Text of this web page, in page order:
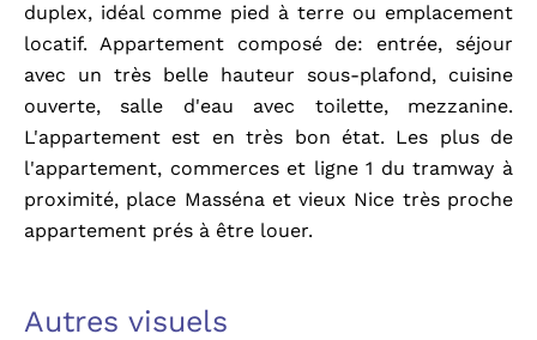
duplex, idéal comme pied à terre ou emplacement
locatif. Appartement composé de: entrée, séjour
avec un très belle hauteur sous-plafond, cuisine
ouverte, salle d'eau avec toilette, mezzanine.
L'appartement est en très bon état. Les plus de
l'appartement, commerces et ligne 1 du tramway à
proximité, place Masséna et vieux Nice très proche
appartement prés à être louer.
Autres visuels